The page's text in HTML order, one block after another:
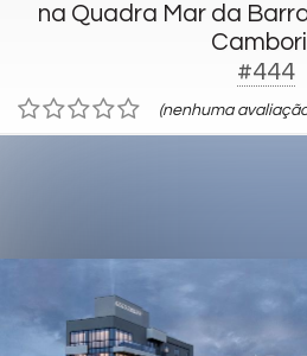
na Quadra Mar da
#444
(nenhuma